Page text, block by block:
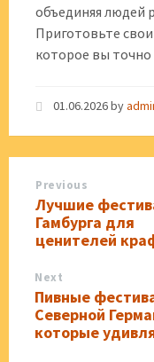
объединяя людей
Приготовьте
которое вы точно
01.06.2026by
Previous
Лучшие
Гамбурга для
ценителей
Next
Пивные
Северной
которые